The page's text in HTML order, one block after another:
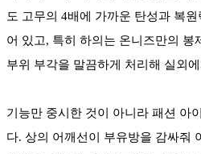
도 고무의 4배에 가까운 탄성과 복
어 있고, 특히 하의는 온니즈만의 봉
부위 부각을 말끔하게 처리해 실외
기능만 중시한 것이 아니라 패션 아
다. 상의 어깨선이 부유방을 감싸줘